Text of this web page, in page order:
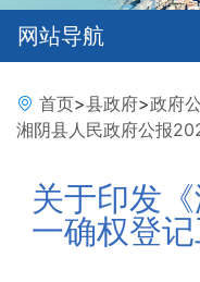
网站导航
首页>县政府>政府
湘阴县人民政府公报
关于印发
一确权登